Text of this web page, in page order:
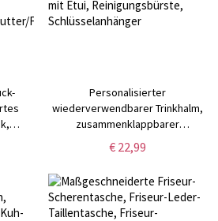
Frauen
Personalisierter
wiederverwendbarer Trinkhalm,
zusammenklappbarer
Reise-Teleskopstroh mit Etui,
Schlüsselanhänger
€ 22,99